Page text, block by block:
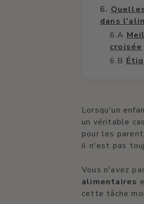
dans
croisée
Lorsqu'un
un véritable
pour les
il n'est pas
Vous n'avez
alimentaires
cette tâche